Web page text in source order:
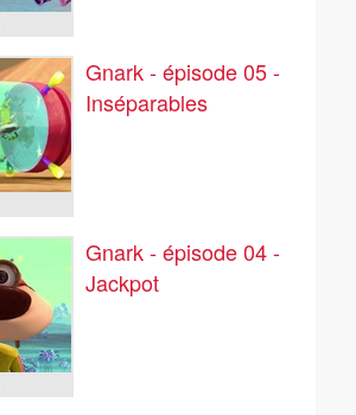
Gnark - épisode 05 -
Inséparables
Gnark - épisode 04 -
Jackpot